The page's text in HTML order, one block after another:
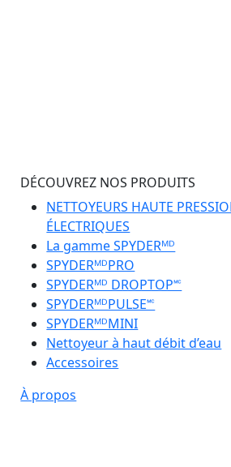
DÉCOUVREZ NOS PRODUITS
NETTOYEURS HAUTE
ÉLECTRIQUES
La gamme SPYDERᴹᴰ
SPYDERᴹᴰPRO
SPYDERᴹᴰ DROPTOP🅪
SPYDERᴹᴰPULSE🅪
SPYDERᴹᴰMINI
Nettoyeur à haut débit d’eau
Accessoires
À propos